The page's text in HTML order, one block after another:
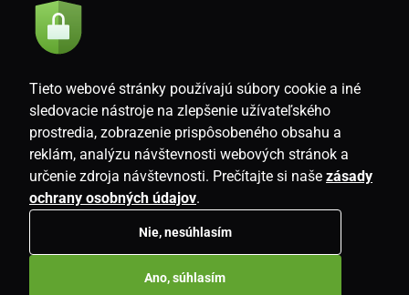
Súhlasím so
SK
www.i-living.sk
Tieto webové stránky používajú súbory cookie a iné
sledovacie nástroje na zlepšenie užívateľského
prostredia, zobrazenie prispôsobeného obsahu a
reklám, analýzu návštevnosti webových stránok a
určenie zdroja návštevnosti. Prečítajte si naše zásady
ochrany osobných údajov.
Nie, nesúhlasím
Ano, súhlasím